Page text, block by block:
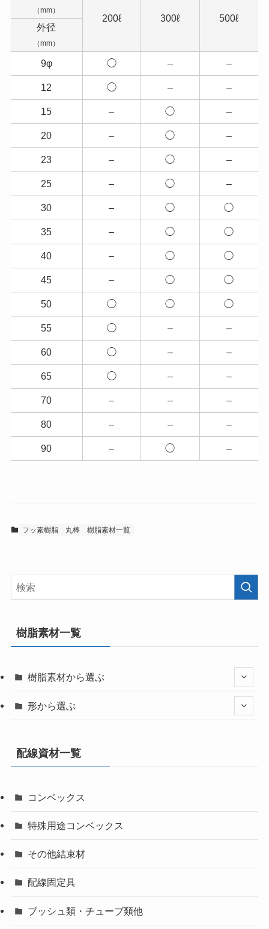
（mm）
200ℓ 300ℓ
500ℓ
外径
（mm）
9φ ◯ – –
12 ◯ – –
15 – ◯ –
20 – ◯ –
23 – ◯ –
25 – ◯ –
30 – ◯ ◯
35 – ◯ ◯
40 – ◯ ◯
45 – ◯ ◯
50 ◯ ◯ ◯
55 ◯ – –
60 ◯ – –
65 ◯ – –
70 – – –
80 – – –
90 – ◯ –
フッ素樹脂 丸棒 樹脂素材一覧
樹脂素材一覧
樹脂素材から選ぶ
形から選ぶ
配線資材一覧
コンベックス
特殊用途コンベックス
その他結束材
配線固定具
ブッシュ類・チューブ類他